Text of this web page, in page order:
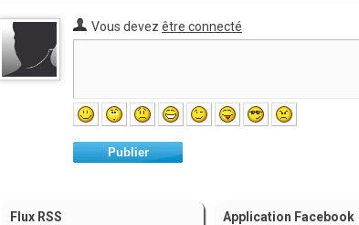
Vous devez être connecté
Publier
Flux RSS Application Facebook